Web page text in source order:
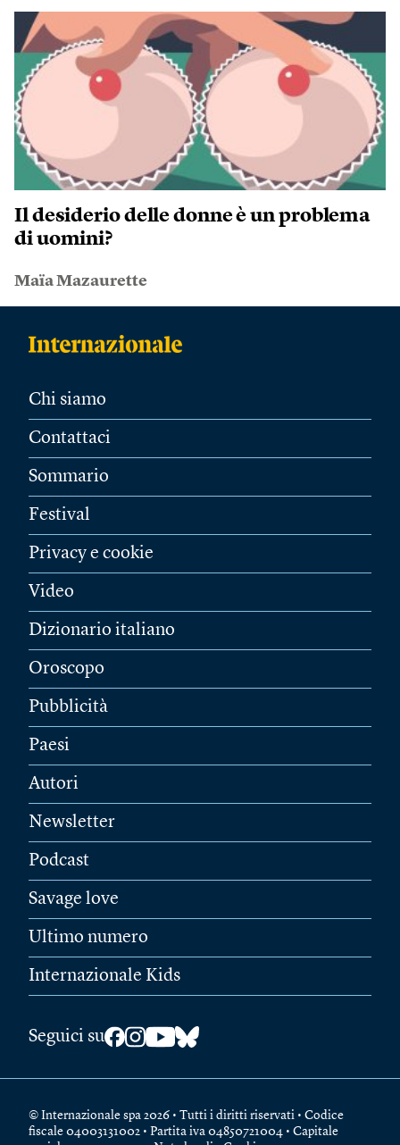
Il desiderio delle donne è un problema
di uomini?
Maïa Mazaurette
Chi siamo
Contattaci
Sommario
Festival
Privacy e cookie
Video
Dizionario italiano
Oroscopo
Pubblicità
Paesi
Autori
Newsletter
Podcast
Savage love
Ultimo numero
Internazionale Kids
Seguici su
© Internazionale spa 2026 • Tutti i diritti riservati • Codice
fiscale 04003131002 • Partita iva 04850721004 • Capitale